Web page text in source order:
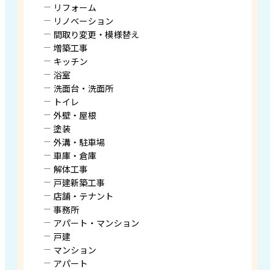
リフォーム
リノベーション
間取り変更・模様替え
増築工事
キッチン
浴室
洗面台・洗面所
トイレ
外壁・屋根
塗装
外溝・駐車場
車庫・倉庫
解体工事
戸建新築工事
店舗・テナント
事務所
アパート・マンション
戸建
マンション
アパート